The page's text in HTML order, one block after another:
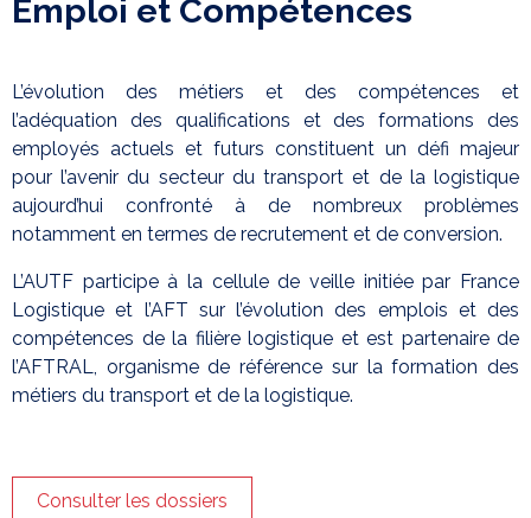
Emploi et Compétences
L’évolution des métiers et des compétences et
l’adéquation des qualifications et des formations des
employés actuels et futurs constituent un défi majeur
pour l’avenir du secteur du transport et de la logistique
aujourd’hui confronté à de nombreux problèmes
notamment en termes de recrutement et de conversion.
L’AUTF participe à la cellule de veille initiée par France
Logistique et l’AFT sur l’évolution des emplois et des
compétences de la filière logistique et est partenaire de
l’AFTRAL, organisme de référence sur la formation des
métiers du transport et de la logistique.
Consulter les dossiers